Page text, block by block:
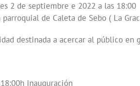
2 de septiembre e 2022 a las 18:00
parroquial de Caleta de Sebo ( La
destinada a acercar al público
18:00h Inauguración